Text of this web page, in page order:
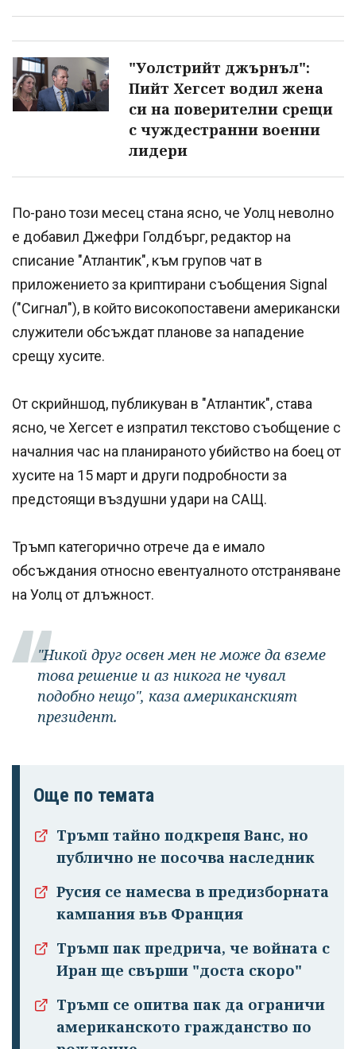
Успешно
излязохте от
"Уолстрийт джърнъл":
Пийт Хегсет водил жена
си на поверителни срещи
с чуждестранни военни
лидери
По-рано този месец стана ясно, че Уолц неволно
е добавил Джефри Голдбърг, редактор на
списание "Атлантик", към групов чат в
приложението за криптирани съобщения Signal
("Сигнал"), в който високопоставени американски
служители обсъждат планове за нападение
срещу хусите.
От скрийншод, публикуван в "Атлантик", става
ясно, че Хегсет е изпратил текстово съобщение с
началния час на планираното убийство на боец от
хусите на 15 март и други подробности за
предстоящи въздушни удари на САЩ.
Тръмп категорично отрече да е имало
обсъждания относно евентуалното отстраняване
на Уолц от длъжност.
"Никой друг освен мен не може да вземе
това решение и аз никога не чувал
подобно нещо", каза американският
президент.
Още по темата
Тръмп тайно подкрепя Ванс, но
публично не посочва наследник
Русия се намесва в предизборната
кампания във Франция
Тръмп пак предрича, че войната с
Иран ще свърши "доста скоро"
Тръмп се опитва пак да ограничи
американското гражданство по